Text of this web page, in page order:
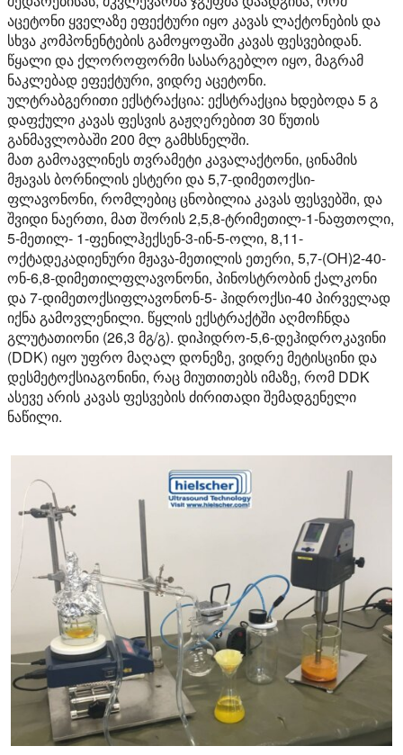
აცეტონი ყველაზე ეფექტური იყო კავას ლაქტონების და
სხვა კომპონენტების გამოყოფაში კავას ფესვებიდან.
წყალი და ქლოროფორმი სასარგებლო იყო, მაგრამ
ნაკლებად ეფექტური, ვიდრე აცეტონი.
ულტრაბგერითი ექსტრაქცია: ექსტრაქცია ხდებოდა 5 გ
დაფქული კავას ფესვის გაჟღერებით 30 წუთის
განმავლობაში 200 მლ გამხსნელში.
მათ გამოავლინეს თვრამეტი კავალაქტონი, ცინამის
მჟავას ბორნილის ესტერი და 5,7-დიმეთოქსი-
ფლავონონი, რომლებიც ცნობილია კავას ფესვებში, და
შვიდი ნაერთი, მათ შორის 2,5,8-ტრიმეთილ-1-ნაფთოლი,
5-მეთილ- 1-ფენილჰექსენ-3-ინ-5-ოლი, 8,11-
ოქტადეკადიენური მჟავა-მეთილის ეთერი, 5,7-(OH)2-40-
ონ-6,8-დიმეთილფლავონონი, პინოსტრობინ ქალკონი
და 7-დიმეთოქსიფლავონონ-5- ჰიდროქსი-40 პირველად
იქნა გამოვლენილი. წყლის ექსტრაქტში აღმოჩნდა
გლუტათიონი (26,3 მგ/გ). დიჰიდრო-5,6-დეჰიდროკავინი
(DDK) იყო უფრო მაღალ დონეზე, ვიდრე მეტისცინი და
დესმეტოქსიაგონინი, რაც მიუთითებს იმაზე, რომ DDK
ასევე არის კავას ფესვების ძირითადი შემადგენელი
ნაწილი.